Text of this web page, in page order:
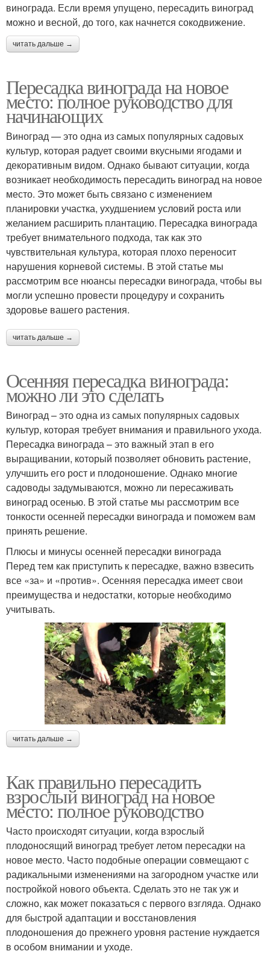
винограда. Если время упущено, пересадить виноград
можно и весной, до того, как начнется сокодвижение.
читать дальше →
Пересадка винограда на новое
место: полное руководство для
начинающих
Виноград — это одна из самых популярных садовых
культур, которая радует своими вкусными ягодами и
декоративным видом. Однако бывают ситуации, когда
возникает необходимость пересадить виноград на новое
место. Это может быть связано с изменением
планировки участка, ухудшением условий роста или
желанием расширить плантацию. Пересадка винограда
требует внимательного подхода, так как это
чувствительная культура, которая плохо переносит
нарушения корневой системы. В этой статье мы
рассмотрим все нюансы пересадки винограда, чтобы вы
могли успешно провести процедуру и сохранить
здоровье вашего растения.
читать дальше →
Осенняя пересадка винограда:
можно ли это сделать
Виноград – это одна из самых популярных садовых
культур, которая требует внимания и правильного ухода.
Пересадка винограда – это важный этап в его
выращивании, который позволяет обновить растение,
улучшить его рост и плодоношение. Однако многие
садоводы задумываются, можно ли пересаживать
виноград осенью. В этой статье мы рассмотрим все
тонкости осенней пересадки винограда и поможем вам
принять решение.
Плюсы и минусы осенней пересадки винограда
Перед тем как приступить к пересадке, важно взвесить
все «за» и «против». Осенняя пересадка имеет свои
преимущества и недостатки, которые необходимо
учитывать.
читать дальше →
Как правильно пересадить
взрослый виноград на новое
место: полное руководство
Часто происходят ситуации, когда взрослый
плодоносящий виноград требует летом пересадки на
новое место. Часто подобные операции совмещают с
радикальными изменениями на загородном участке или
постройкой нового объекта. Сделать это не так уж и
сложно, как может показаться с первого взгляда. Однако
для быстрой адаптации и восстановления
плодоношения до прежнего уровня растение нуждается
в особом внимании и уходе.